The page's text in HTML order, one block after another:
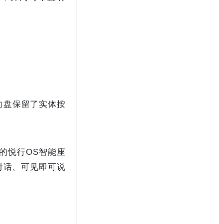
盘保留了实体按
悦行OS智能座
话、可见即可说